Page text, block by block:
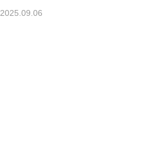
2025.09.06